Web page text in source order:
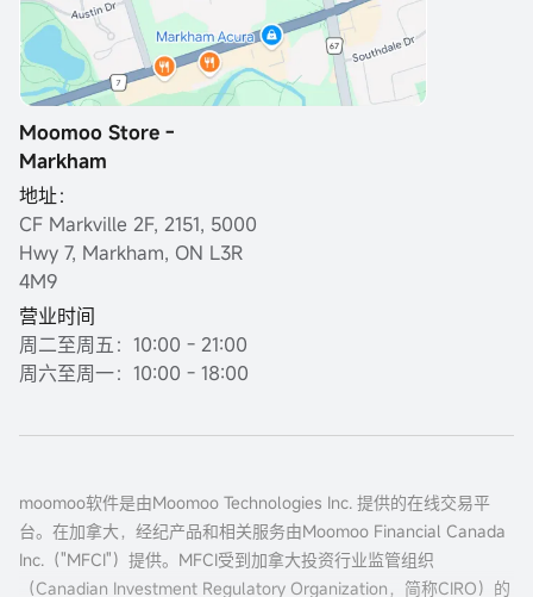
Moomoo Store -
Markham
地址：
CF Markville 2F, 2151, 5000
Hwy 7, Markham, ON L3R
4M9
营业时间
周二至周五：10:00 - 21:00
周六至周一：10:00 - 18:00
moomoo软件是由Moomoo Technologies Inc. 提供的在线交易平
台。在加拿大，经纪产品和相关服务由Moomoo Financial Canada
Inc.（"MFCI"）提供。MFCI受到加拿大投资行业监管组织
（Canadian Investment Regulatory Organization，简称CIRO）的